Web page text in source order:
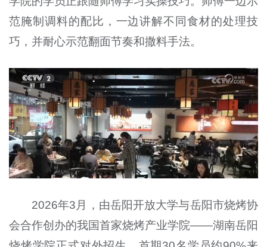
范腌制调料的配比，一边讲解不同食材的处理技
巧，并耐心示范翻面节奏和撒料手法。
2026年3月，由岳阳开放大学与岳阳市烧烤协
会合作创办的我国首家烧烤产业学院——湖南岳阳